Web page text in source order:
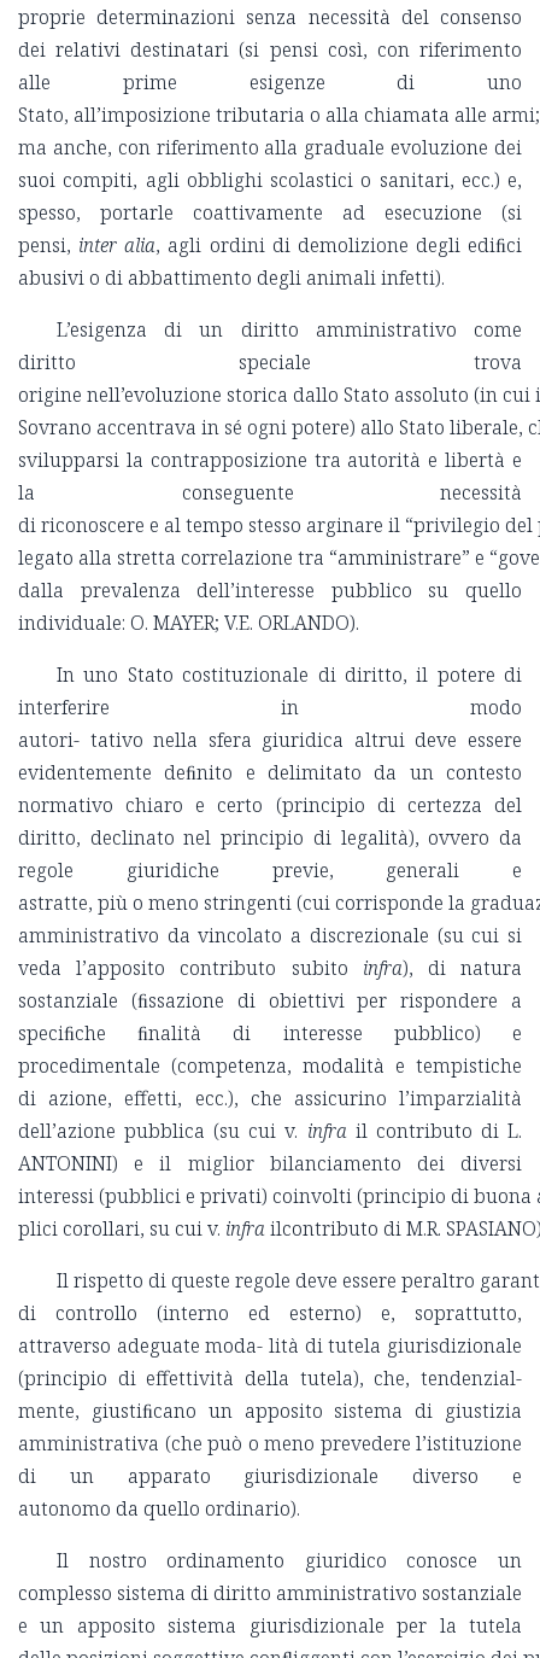
proprie determinazioni senza necessità del consenso
dei relativi destinatari (si pensi così, con riferimento
alle prime esigenze di uno
Stato, all’imposizione tributaria o alla chiamata alle armi;
ma anche, con riferimento alla graduale evoluzione dei
suoi compiti, agli obblighi scolastici o sanitari, ecc.) e,
spesso, portarle coattivamente ad esecuzione (si
pensi, inter alia, agli ordini di demolizione degli ediﬁci
abusivi o di abbattimento degli animali infetti).
L’esigenza di un diritto amministrativo come
diritto speciale trova
origine nell’evoluzione storica dallo Stato assoluto (in cui
Sovrano accentrava in sé ogni potere) allo Stato liberale,
svilupparsi la contrapposizione tra autorità e libertà e
la conseguente necessità
di riconoscere e al tempo stesso arginare il “privilegio del
legato alla stretta correlazione tra “amministrare” e
dalla prevalenza dell’interesse pubblico su quello
individuale: O. MAYER; V.E. ORLANDO).
In uno Stato costituzionale di diritto, il potere di
interferire in modo
autori- tativo nella sfera giuridica altrui deve essere
evidentemente deﬁnito e delimitato da un contesto
normativo chiaro e certo (principio di certezza del
diritto, declinato nel principio di legalità), ovvero da
regole giuridiche previe, generali e
astratte, più o meno stringenti (cui corrisponde la
amministrativo da vincolato a discrezionale (su cui si
veda l’apposito contributo subito infra), di natura
sostanziale (ﬁssazione di obiettivi per rispondere a
speciﬁche ﬁnalità di interesse pubblico) e
procedimentale (competenza, modalità e tempistiche
di azione, effetti, ecc.), che assicurino l’imparzialità
dell’azione pubblica (su cui v. infra il contributo di L.
ANTONINI) e il miglior bilanciamento dei diversi
interessi (pubblici e privati) coinvolti (principio di buona
plici corollari, su cui v. infrailcontributo di M.R.
Il rispetto di queste regole deve essere peraltro
di controllo (interno ed esterno) e, soprattutto,
attraverso adeguate moda- lità di tutela giurisdizionale
(principio di effettività della tutela), che, tendenzial-
mente, giustiﬁcano un apposito sistema di giustizia
amministrativa (che può o meno prevedere l’istituzione
di un apparato giurisdizionale diverso e
autonomo da quello ordinario).
Il nostro ordinamento giuridico conosce un
complesso sistema di diritto amministrativo sostanziale
e un apposito sistema giurisdizionale per la tutela